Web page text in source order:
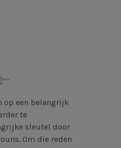
op een belangrijk
te
sleutel door
Om die reden